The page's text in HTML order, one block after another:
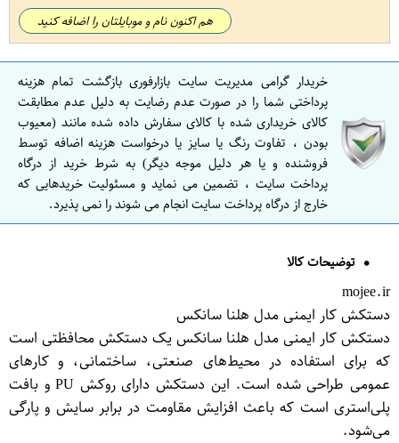
هم اکنون نام و موبایلتان را اضافه کنید
خریدار گرامی مدیریت سایت بازارفوری بازگشت تمام هزینه
پرداختی شما را در صورت عدم رضایت به دلیل عدم مطابقت
کالای خریداری شده با کالای سفارش داده شده مانند (معیوب
بودن ، تفاوت رنگ یا سایز یا درخواست هزینه اضافه توسط
فروشنده و یا هر دلیل موجه دیگر) به شرط خرید از درگاه
پرداخت سایت ، تضمین می نماید و مسئولیت خریدهایی که
خارج از درگاه پرداخت سایت انجام می شوند را نمی پذیرد.
توضیحات کالا
mojee.ir
دستکش کار ایمنی مدل هلنا سانکس
دستکش کار ایمنی مدل هلنا سانکس یک دستکش محافظتی است
که برای استفاده در محیط‌های صنعتی، ساختمانی، و کارهای
عمومی طراحی شده است. این دستکش دارای روکش PU و بافت
پلی‌استری است که باعث افزایش مقاومت در برابر سایش و پارگی
می‌شود.